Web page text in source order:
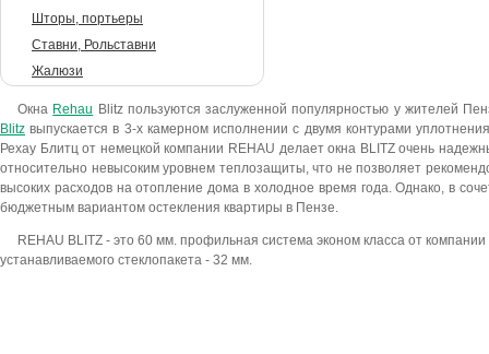
Шторы, портьеры
Ставни, Рольставни
Жалюзи
Окна Rehau Blitz пользуются заслуженной популярностью у жителей
Blitz выпускается в 3-х камерном исполнении с двумя контурами
Рехау Блитц от немецкой компании REHAU делает окна BLITZ очень
относительно невысоким уровнем теплозащиты, что не позволяет
высоких расходов на отопление дома в холодное время года. Однако, в
бюджетным вариантом остекления квартиры в Пензе.
REHAU BLITZ - это 60 мм. профильная система эконом класса от
устанавливаемого стеклопакета - 32 мм.